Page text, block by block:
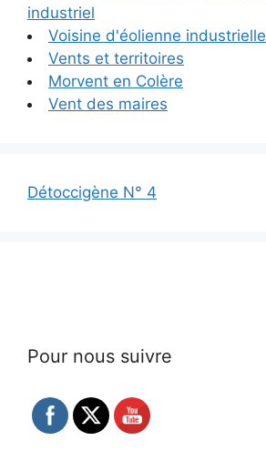
industriel
Voisine d'éolienne industrielle
Vents et territoires
Morvent en Colère
Vent des maires
Détoccigène N° 4
Pour nous suivre